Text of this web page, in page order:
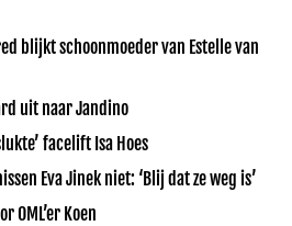
blijkt schoonmoeder van Estelle van
uit naar Jandino
facelift Isa Hoes
Eva Jinek niet: ‘Blij dat ze weg is’
OML’er Koen